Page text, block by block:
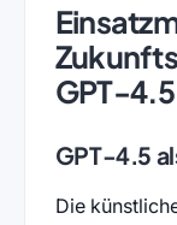
GPT-4.5
GPT-4.5
Die